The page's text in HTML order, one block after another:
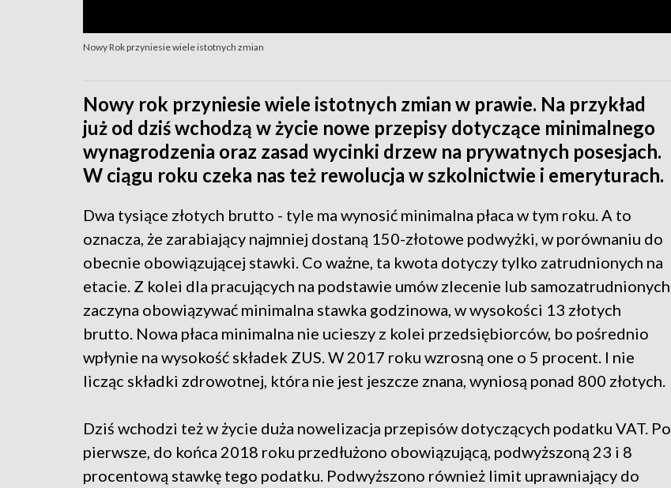
Nowy Rok przyniesie wiele istotnych zmian
Nowy rok przyniesie wiele istotnych zmian w prawie. Na przykład
już od dziś wchodzą w życie nowe przepisy dotyczące minimalnego
wynagrodzenia oraz zasad wycinki drzew na prywatnych posesjach.
W ciągu roku czeka nas też rewolucja w szkolnictwie i emeryturach.
Dwa tysiące złotych brutto - tyle ma wynosić minimalna płaca w tym roku. A to
oznacza, że zarabiający najmniej dostaną 150-złotowe podwyżki, w porównaniu do
obecnie obowiązującej stawki. Co ważne, ta kwota dotyczy tylko zatrudnionych na
etacie. Z kolei dla pracujących na podstawie umów zlecenie lub samozatrudnionych
zaczyna obowiązywać minimalna stawka godzinowa, w wysokości 13 złotych
brutto. Nowa płaca minimalna nie ucieszy z kolei przedsiębiorców, bo pośrednio
wpłynie na wysokość składek ZUS. W 2017 roku wzrosną one o 5 procent. I nie
licząc składki zdrowotnej, która nie jest jeszcze znana, wyniosą ponad 800 złotych.
Dziś wchodzi też w życie duża nowelizacja przepisów dotyczących podatku VAT. Po
pierwsze, do końca 2018 roku przedłużono obowiązującą, podwyższoną 23 i 8
procentową stawkę tego podatku. Podwyższono również limit uprawniający do